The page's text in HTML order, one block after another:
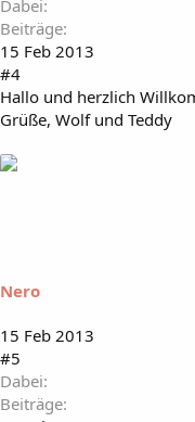
Dabei
Beiträge
15 Feb 2013
#4
Hallo und herzlich
Grüße, Wolf und Teddy
Nero
15 Feb 2013
#5
Dabei
Beiträge